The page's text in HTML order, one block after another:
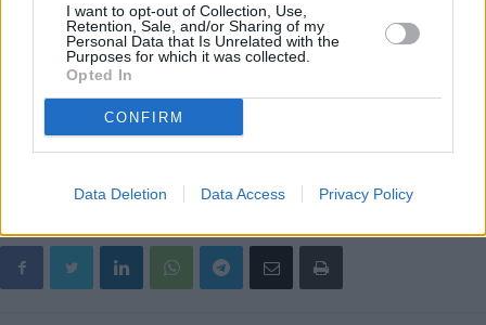
I want to opt-out of Collection, Use,
Retention, Sale, and/or Sharing of my
Personal Data that Is Unrelated with the
Purposes for which it was collected.
Opted In
CONFIRM
Data Deletion Data Access Privacy Policy
E poiché la pianificazione riguarda sì la terapia intensiva, ma
l’area non critica, ad oggi in Emilia-Romagna sono già
disponibili668 posti letto Covid . Dotazione che viene
costantemente aggiornata, sulla base di una serie di indicatori
relativi all’andamento dell’epidemia, per garantire una disponibilità
adeguata alla gestione dell’epidemia e delle altre attività sanitarie.